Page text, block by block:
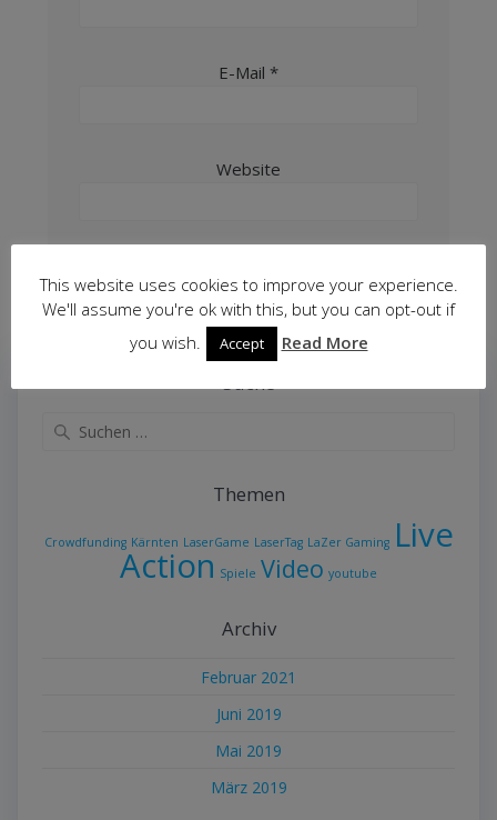
E-Mail *
Website
Suche
Themen
Crowdfunding Kärnten LaserGame LaserTag LaZer Gaming Live
Action Spiele Video youtube
Archiv
Februar 2021
Juni 2019
Mai 2019
März 2019
This website uses cookies to improve your experience.
We'll assume you're ok with this, but you can opt-out if
you wish.
Accept Read More